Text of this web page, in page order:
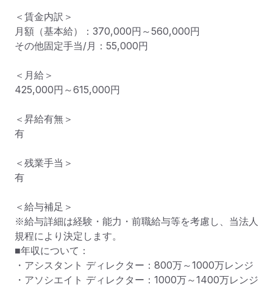
＜賃金内訳＞
月額（基本給）：370,000円～560,000円
その他固定手当/月：55,000円
＜月給＞
425,000円～615,000円
＜昇給有無＞
有
＜残業手当＞
有
＜給与補足＞
※給与詳細は経験・能力・前職給与等を考慮し、当法人
規程により決定します。
■年収について：
・アシスタント ディレクター：800万～1000万レンジ
・アソシエイト ディレクター：1000万～1400万レンジ